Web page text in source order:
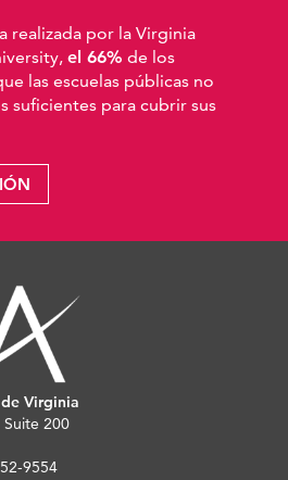
realizada por la Virginia
el 66% de los
las escuelas públicas no
suficientes para cubrir sus
Virginia
Suite 200
9554